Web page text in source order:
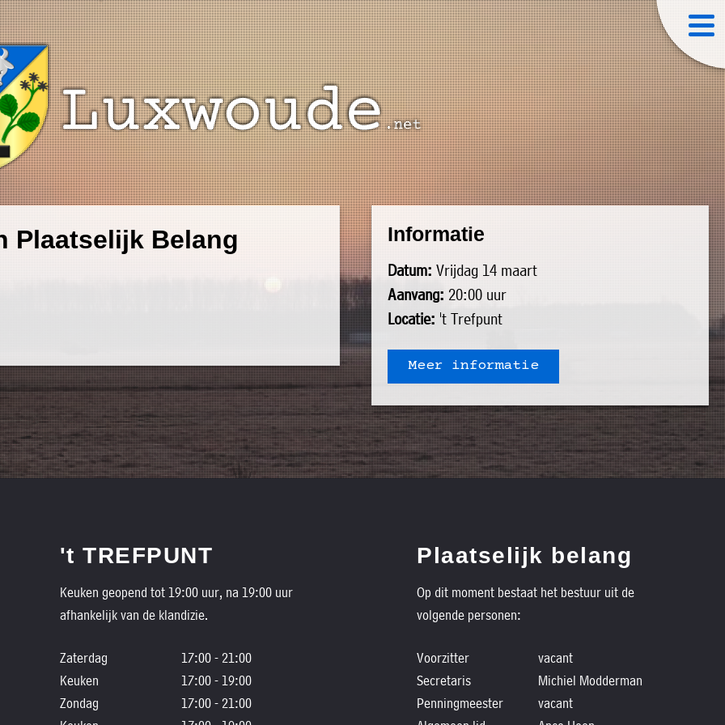
Plaatselijk Belang Informatie
Datum:Vrijdag 14 maart
Aanvang:20:00 uur
Locatie: 't Trefpunt
Meer informatie
't TREFPUNT
Keuken geopend tot 19:00 uur, na 19:00 uur
afhankelijk van de klandizie.
Zaterdag
17:00 - 21:00
Keuken
17:00 - 19:00
Zondag
17:00 - 21:00
Plaatselijk belang
Op dit moment bestaat het bestuur uit de
volgende personen:
Voorzitter
vacant
Secretaris
Michiel Modderman
Penningmeester
vacant